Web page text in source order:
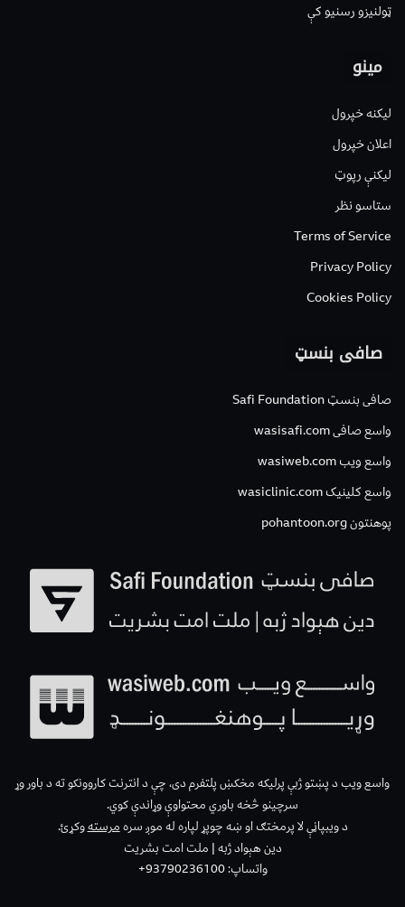
ټولنیزو رسنیو کې
مینو
لیکنه خپرول
اعلان خپرول
لیکنې رپوټ
ستاسو نظر
Terms of Service
Privacy Policy
Cookies Policy
صافی بنسټ
صافی بنسټ Safi Foundation
واسع صافی wasisafi.com
واسع ویب wasiweb.com
واسع کلینیک wasiclinic.com
پوهنتون pohantoon.org
واسع ویب د پښتو ژبې پرلیکه مخکښ پلتفرم دی، چې د انترنت کاروونکو ته د باور وړ
سرچینو څخه باوري محتواوې وړاندې کوي.
د ویبپاڼې لا پرمختګ او ښه چوپړ لپاره له موږ سرهمرستهوکړئ.
دین هېواد ژبه | ملت امت بشریت
واتساپ: 93790236100+